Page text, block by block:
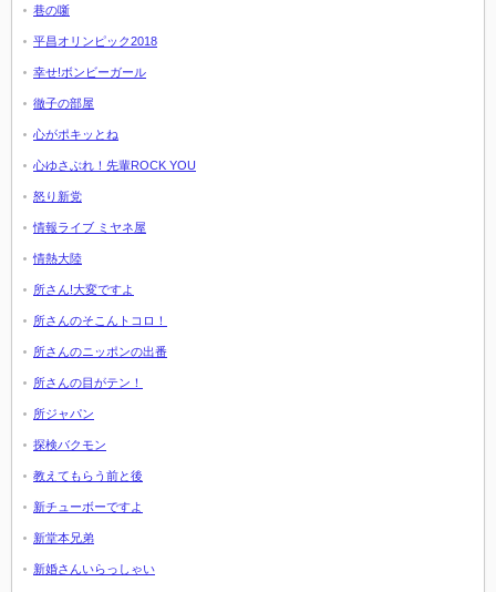
巷の噺
平昌オリンピック2018
幸せ!ボンビーガール
徹子の部屋
心がポキッとね
心ゆさぶれ！先輩ROCK YOU
怒り新党
情報ライブ ミヤネ屋
情熱大陸
所さん!大変ですよ
所さんのそこんトコロ！
所さんのニッポンの出番
所さんの目がテン！
所ジャパン
探検バクモン
教えてもらう前と後
新チューボーですよ
新堂本兄弟
新婚さんいらっしゃい